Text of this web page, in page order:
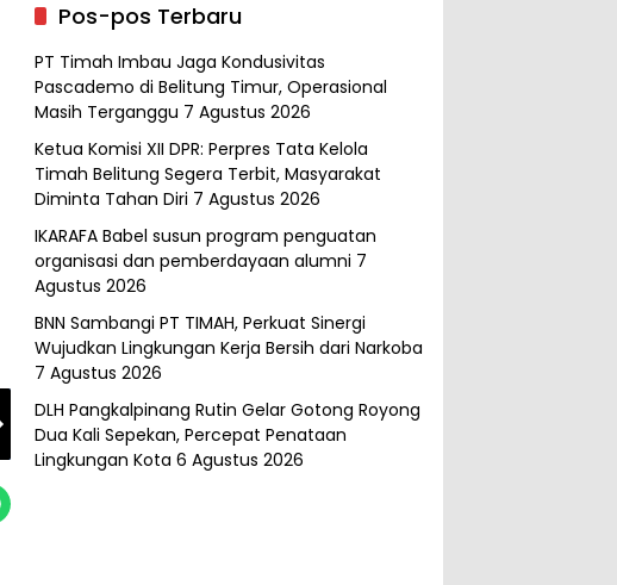
Pos-pos Terbaru
PT Timah Imbau Jaga Kondusivitas
Pascademo di Belitung Timur, Operasional
Masih Terganggu 7 Agustus 2026
Ketua Komisi XII DPR: Perpres Tata Kelola
Timah Belitung Segera Terbit, Masyarakat
Diminta Tahan Diri 7 Agustus 2026
IKARAFA Babel susun program penguatan
organisasi dan pemberdayaan alumni 7
Agustus 2026
BNN Sambangi PT TIMAH, Perkuat Sinergi
Wujudkan Lingkungan Kerja Bersih dari Narkoba
7 Agustus 2026
DLH Pangkalpinang Rutin Gelar Gotong Royong
Dua Kali Sepekan, Percepat Penataan
Lingkungan Kota 6 Agustus 2026